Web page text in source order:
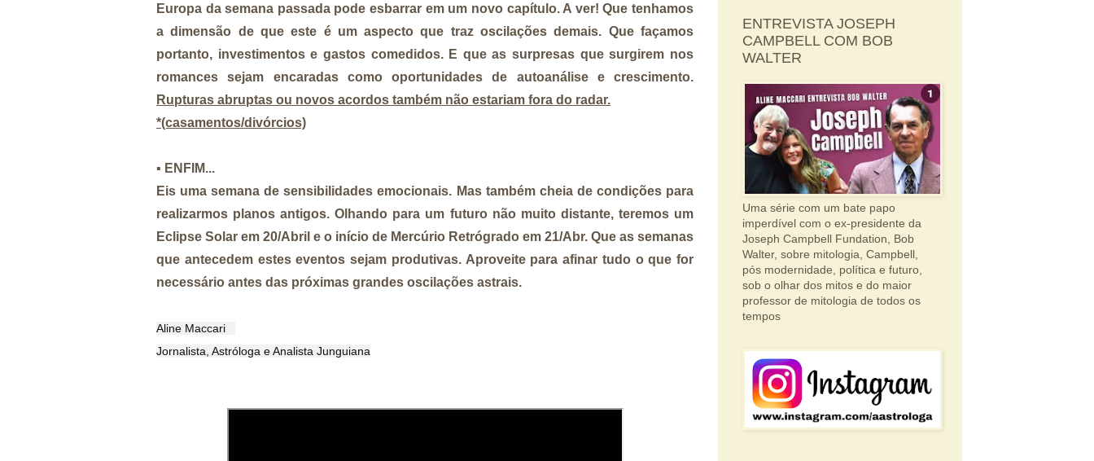
Europa da semana passada pode esbarrar em um novo capítulo. A ver! Que tenhamos
a dimensão de que este é um aspecto que traz oscilações demais. Que façamos
portanto, investimentos e gastos comedidos. E que as surpresas que surgirem nos
romances sejam encaradas como oportunidades de autoanálise e crescimento.
Rupturas abruptas ou novos acordos também não estariam fora do radar.
*(casamentos/divórcios)
▪️ ENFIM...
Eis uma semana de sensibilidades emocionais. Mas também cheia de condições para
realizarmos planos antigos. Olhando para um futuro não muito distante, teremos um
Eclipse Solar em 20/Abril e o início de Mercúrio Retrógrado em 21/Abr. Que as semanas
que antecedem estes eventos sejam produtivas. Aproveite para afinar tudo o que for
necessário antes das próximas grandes oscilações astrais.
Aline Maccari
Jornalista, Astróloga e Analista Junguiana
ENTREVISTA JOSEPH
CAMPBELL COM BOB
WALTER
Uma série com um bate papo
imperdível com o ex-presidente da
Joseph Campbell Fundation, Bob
Walter, sobre mitologia, Campbell,
pós modernidade, política e futuro,
sob o olhar dos mitos e do maior
professor de mitologia de todos os
tempos